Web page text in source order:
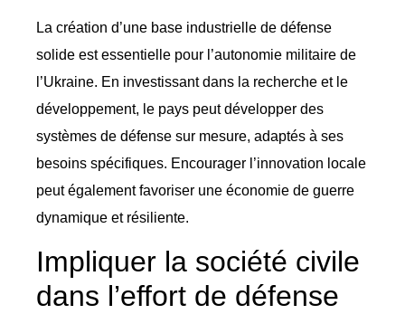
La création d’une base industrielle de défense
solide est essentielle pour l’autonomie militaire de
l’Ukraine. En investissant dans la recherche et le
développement, le pays peut développer des
systèmes de défense sur mesure, adaptés à ses
besoins spécifiques. Encourager l’innovation locale
peut également favoriser une économie de guerre
dynamique et résiliente.
Impliquer la société civile
dans l’effort de défense